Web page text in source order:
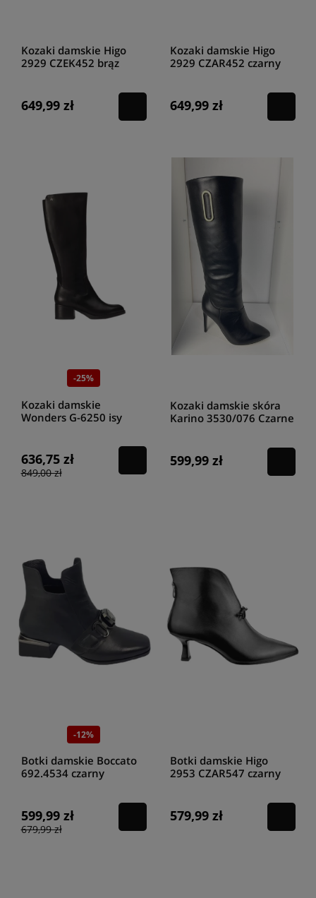
Kozaki damskie Higo
2929 CZEK452 brąz
649,99 zł
Kozaki damskie Higo
2929 CZAR452 czarny
649,99 zł
-25%
Kozaki damskie
Wonders G-6250 isy
636,75 zł
849,00 zł
Kozaki damskie skóra
Karino 3530/076 Czarne
599,99 zł
-12%
Botki damskie Boccato
692.4534 czarny
599,99 zł
679,99 zł
Botki damskie Higo
2953 CZAR547 czarny
579,99 zł